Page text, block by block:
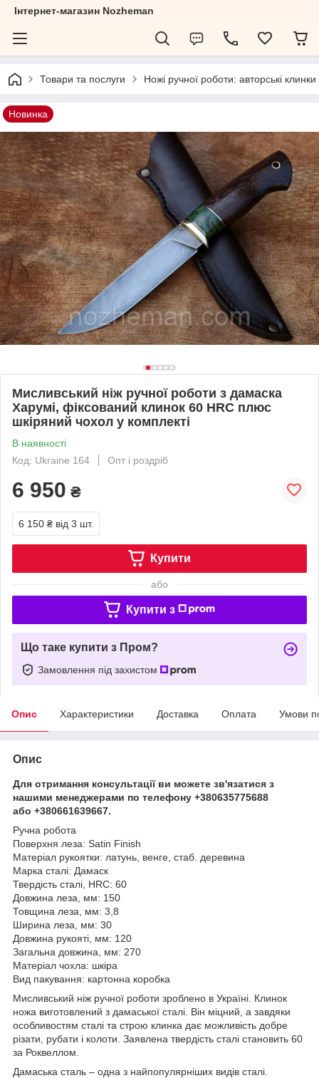
Інтернет-магазин Nozheman
Товари та послуги Ножі ручної роботи: авторські
Новинка
Мисливський ніж ручної роботи з дамаска
Харумі, фіксований клинок 60 HRC плюс
шкіряний чохол у комплекті
В наявності
Код: Ukraine 164
Опт і роздріб
6 950 ₴
6 150 ₴ від 3 шт.
Купити
або
Купити з
Що таке купити з Пром?
Замовлення під захистом
Опис Характеристики Доставка Оплата Умови
Опис
Для отримання консультації ви можете зв'язатися з
нашими менеджерами по телефону +380635775688
або +380661639667.
Ручна робота
Поверхня леза: Satin Finish
Матеріал рукоятки: латунь, венге, стаб. деревина
Марка сталі: Дамаск
Твердість сталі, HRC: 60
Довжина леза, мм: 150
Товщина леза, мм: 3,8
Ширина леза, мм: 30
Довжина рукояті, мм: 120
Загальна довжина, мм: 270
Матеріал чохла: шкіра
Вид пакування: картонна коробка
Мисливський ніж ручної роботи зроблено в Україні. Клинок
ножа виготовлений з дамаської сталі. Він міцний, а завдяки
особливостям сталі та строю клинка дає можливість добре
різати, рубати і колоти. Заявлена ​​твердість сталі становить 60
за Роквеллом.
Дамаська сталь – одна з найпопулярніших видів сталі.